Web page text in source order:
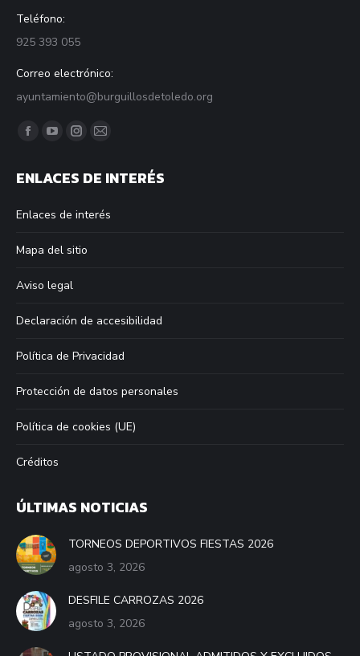
Teléfono:
925 393 055
Correo electrónico:
ayuntamiento@burguillosdetoledo.org
Find us on:
Facebook
opens
new
window
YouTube
opens
new
window
Instagram
opens
new
window
Mail
opens
new
ENLACES DE INTERÉS
Enlaces de interés
Mapa del sitio
Aviso legal
Declaración de accesibilidad
Política de Privacidad
Protección de datos personales
Política de cookies (UE)
Créditos
ÚLTIMAS NOTICIAS
TORNEOS DEPORTIVOS FIESTAS 2026
agosto 3, 2026
DESFILE CARROZAS 2026
agosto 3, 2026